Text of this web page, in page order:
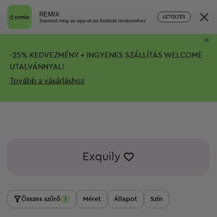
REMIX
Szerezd meg az app-ot az Android rendszerhez
LETÖLTÉS ×
-25% KEDVEZMÉNY + INGYENES SZÁLLÍTÁS WELCOME
UTALVÁNNYAL!
Tovább a vásárláshoz
×
Exquily
Összes szűrő 1 Méret Állapot Szín